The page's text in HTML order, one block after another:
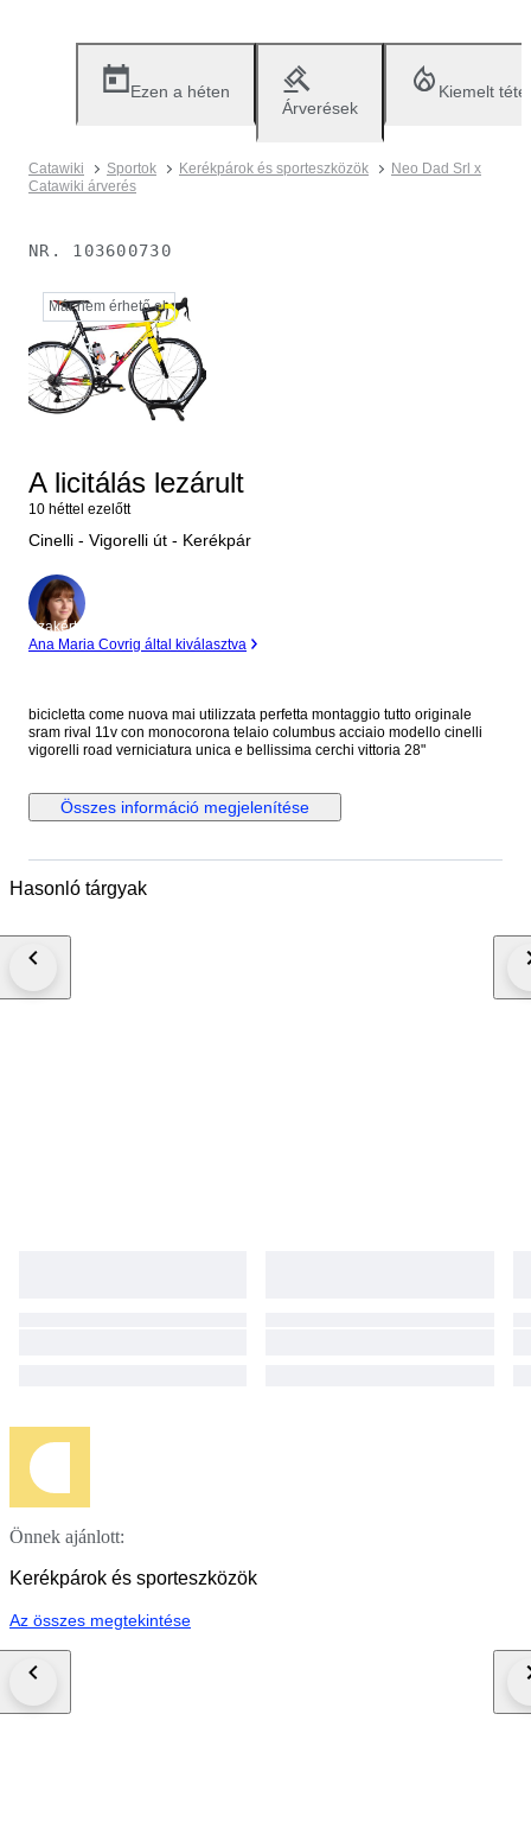
Ezen a héten
Árverések
Kiemelt
Catawiki Sportok Kerékpárok és sporteszközök
Neo Dad Srl x
Catawiki árverés
NR. 103600730
Már nem érhető el.
A licitálás lezárult
10 héttel ezelőtt
Cinelli - Vigorelli út - Kerékpár
Szakértő
Ana Maria Covrig által kiválasztva
bicicletta come nuova mai utilizzata perfetta montaggio tutto originale
sram rival 11v con monocorona telaio columbus acciaio modello cinelli
vigorelli road verniciatura unica e bellissima cerchi vittoria 28"
Összes információ megjelenítése
Hasonló tárgyak
Önnek ajánlott:
Kerékpárok és sporteszközök
Az összes megtekintése